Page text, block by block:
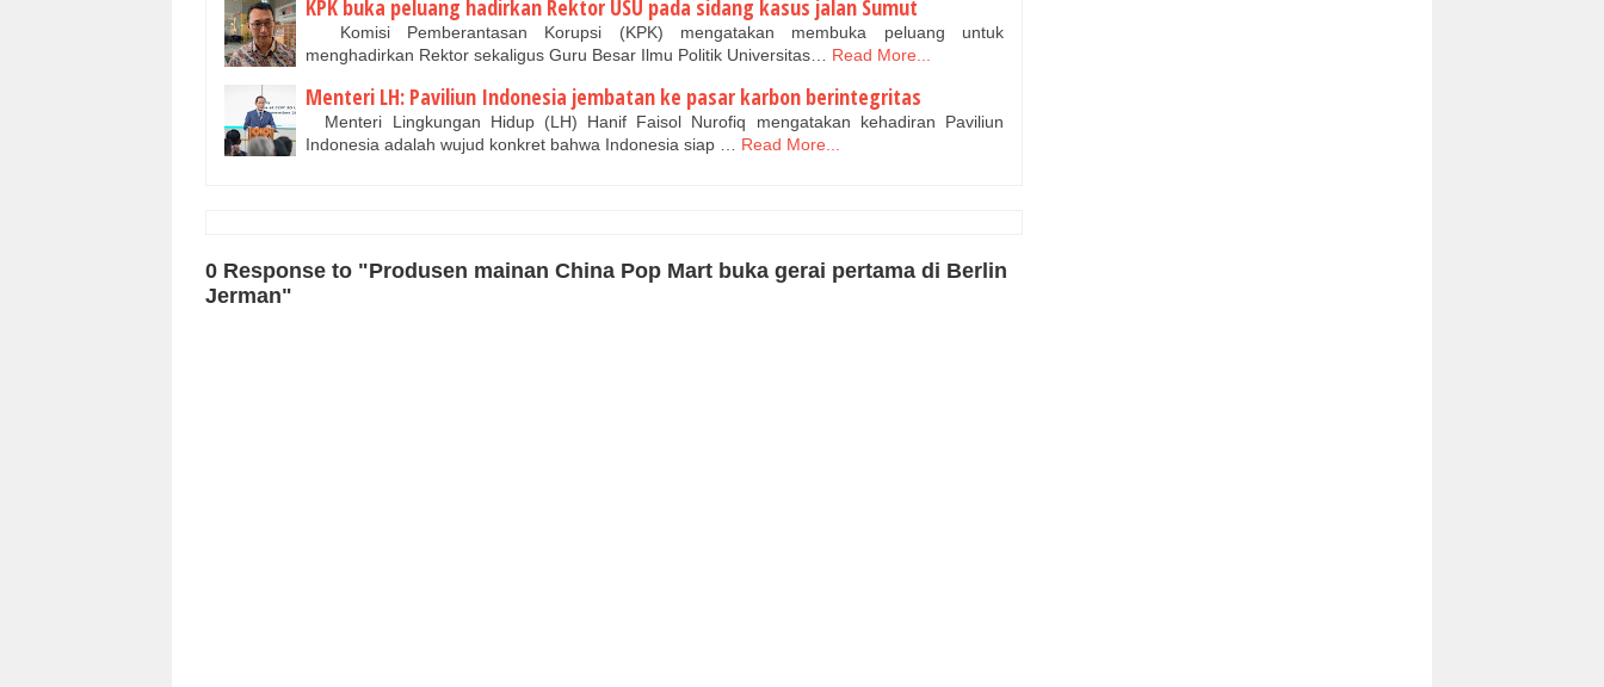
KPK buka peluang hadirkan Rektor USU pada sidang kasus jalan Sumut
Komisi Pemberantasan Korupsi (KPK) mengatakan membuka peluang untuk
menghadirkan Rektor sekaligus Guru Besar Ilmu Politik Universitas…
Read More...
Menteri LH: Paviliun Indonesia jembatan ke pasar karbon berintegritas
Menteri Lingkungan Hidup (LH) Hanif Faisol Nurofiq mengatakan kehadiran Paviliun
Indonesia adalah wujud konkret bahwa Indonesia siap …
Read More...
0 Response to "Produsen mainan China Pop Mart buka gerai pertama di Berlin
Jerman"